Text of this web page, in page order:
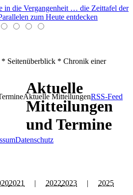
in die Vergangenheit … die Zeittafel der
zum Heute entdecken
Seitenüberblick * Chronik einer
Aktuelle MitteilungenRSS-Feed
Datenschutz
2021 | 20222023 | 2025
Aktuelle
Mitteilungen
und Termine